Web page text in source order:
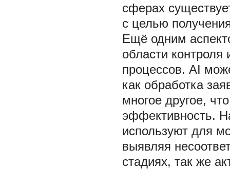
сферах
с целью
Ещё одним
области контроля
процессов. AI
как обработка
многое другое,
эффективность.
используют для
выявляя
стадиях, так же